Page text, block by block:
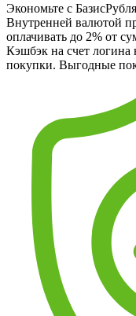
Экономьте с
Внутренней валютой
оплачивать до 2% от
Кэшбэк на счет логина
покупки. Выгодные